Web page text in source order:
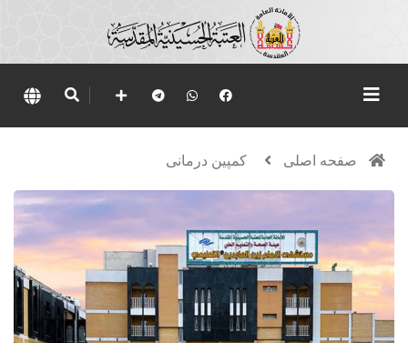
صفحه اصلی کمپین درمانی